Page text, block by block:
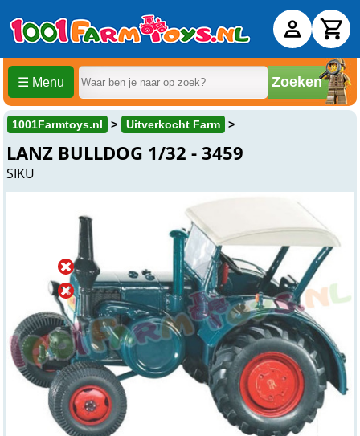
☰ Menu Zoeken
1001Farmtoys.nl Uitverkocht Farm
LANZ BULLDOG 1/32 - 3459
SIKU
Uitverkocht
Uitverkocht
Winkel
Uitverkocht
Artikelnummer: 3459
Over dit product